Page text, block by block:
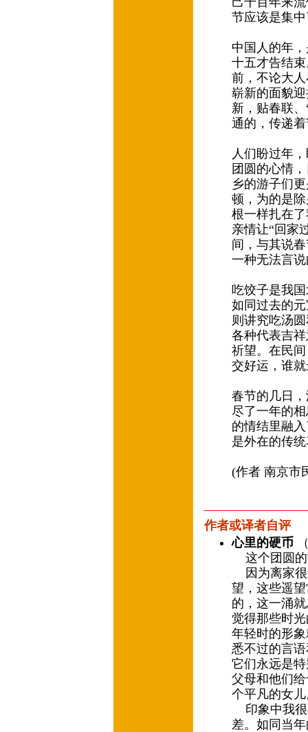
节应该是集
中国人的年
十五才告结
前，不论大
崭新的面貌
新，贴春联
通的，传递
人们盼过年
团圆的心情
乡的游子们
顿，为的是
根一样扎在
亲情让“回家
间，与其说
一种无法言
吃饺子是我
如同过去的
则讲究吃汤
各种代表吉
祈望。在民
交好运，谁
春节的几日
尽了一年的
的情结里融
是外在的传
(作者 南京市
作者或译者自评
心里的硬币
这个团圆的
因为离家很
望，这些遥
的，这一涌
觉得那些时
年轻时的形
悉不过的言
它们永远是
父母和他们
个平凡的女
印象中我很
差。如同当